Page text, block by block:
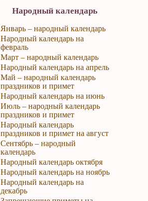
Народный календарь
Январь – народный календарь
Народный календарь на
февраль
Март – народный календарь
Народный календарь на апрель
Май – народный календарь
праздников и примет
Народный календарь на июнь
Июль – народный календарь
праздников и примет
Народный календарь
праздников и примет на август
Сентябрь – народный
календарь
Народный календарь октября
Народный календарь на ноябрь
Народный календарь на
декабрь